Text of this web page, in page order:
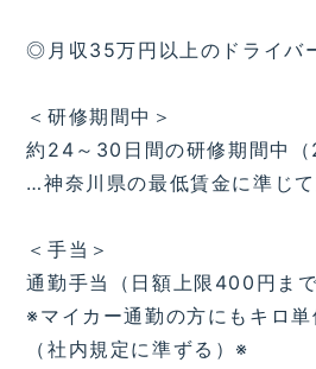
◎月収35万円以上のドライバ
＜研修期間中＞
約24～30日間の研修期間中（
…神奈川県の最低賃金に準じて
＜手当＞
通勤手当（日額上限400円まで
※マイカー通勤の方にもキロ単
（社内規定に準ずる）※